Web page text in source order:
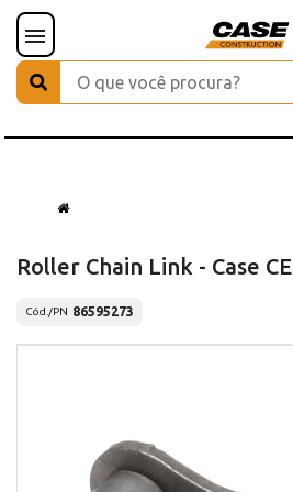
Roller Chain Link - Case CE
Cód./PN 86595273